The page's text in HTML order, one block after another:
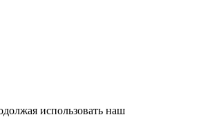
использовать наш